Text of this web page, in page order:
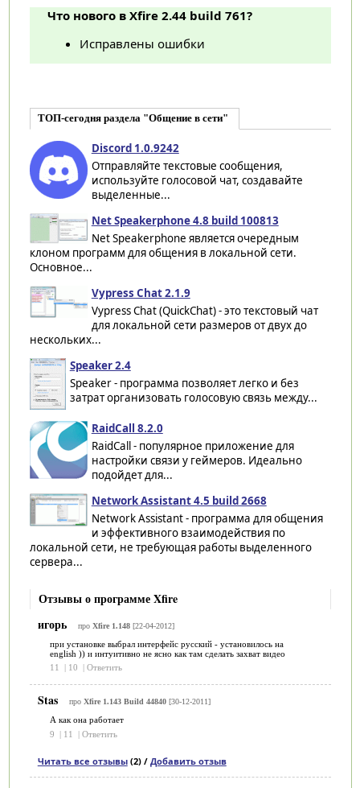
Что нового в Xfire 2.44 build 761?
Исправлены ошибки
ТОП-сегодня раздела "Общение в сети"
Discord 1.0.9242
Отправляйте текстовые сообщения,
используйте голосовой чат, создавайте
выделенные...
Net Speakerphone 4.8 build 100813
Net Speakerphone является очередным
клоном программ для общения в локальной сети.
Основное...
Vypress Chat 2.1.9
Vypress Chat (QuickChat) - это текстовый чат
для локальной сети размеров от двух до
нескольких...
Speaker 2.4
Speaker - программа позволяет легко и без
затрат организовать голосовую связь между...
RaidCall 8.2.0
RaidCall - популярное приложение для
настройки связи у геймеров. Идеально
подойдет для...
Network Assistant 4.5 build 2668
Network Assistant - программа для общения
и эффективного взаимодействия по
локальной сети, не требующая работы выделенного
сервера...
Отзывы о программе Xfire
игорь
про Xfire 1.148[22-04-2012]
при установке выбрал интерфейс русский - установилось на
english )) и интуитивно не ясно как там сделать захват видео
11
10 Ответить
Stas про Xfire 1.143 Build 44840[30-12-2011]
А как она работает
9
| 11 | Ответить
Читать все отзывы(2) / Добавить отзыв